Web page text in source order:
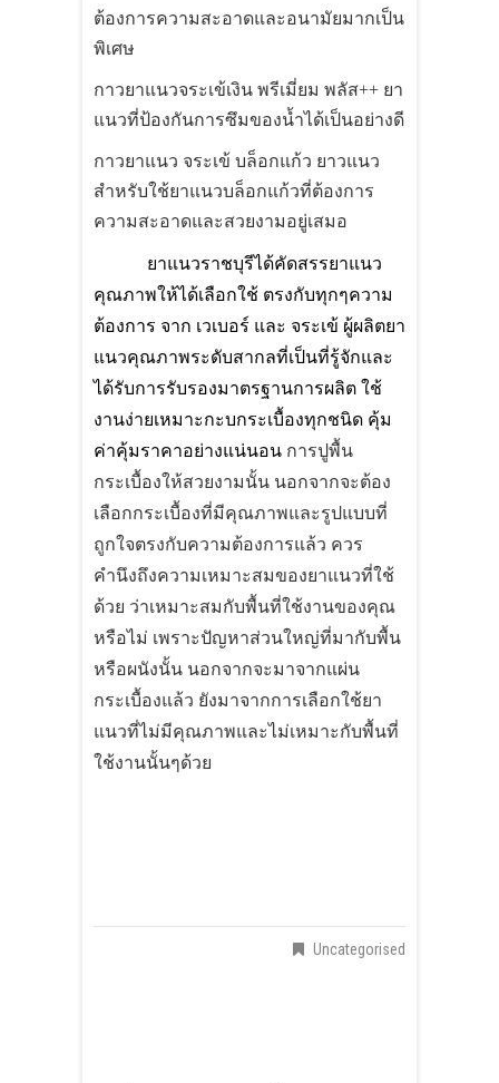
ต้องการความสะอาดและอนามัยมากเป็น
พิเศษ
กาวยาแนวจระเข้เงิน พรีเมี่ยม พลัส++ ยา
แนวที่ป้องกันการซึมของน้ำได้เป็นอย่างดี
กาวยาแนว จระเข้ บล็อกแก้ว ยาวแนว
สำหรับใช้ยาแนวบล็อกแก้วที่ต้องการ
ความสะอาดและสวยงามอยู่เสมอ
ยาแนวราชบุรีได้คัดสรรยาแนว
คุณภาพให้ได้เลือกใช้ ตรงกับทุกๆความ
ต้องการ จาก เวเบอร์ และ จระเข้ ผู้ผลิตยา
แนวคุณภาพระดับสากลที่เป็นที่รู้จักและ
ได้รับการรับรองมาตรฐานการผลิต ใช้
งานง่ายเหมาะกะบกระเบื้องทุกชนิด คุ้ม
ค่าคุ้มราคาอย่างแน่นอน การปูพื้น
กระเบื้องให้สวยงามนั้น นอกจากจะต้อง
เลือกกระเบื้องที่มีคุณภาพและรูปแบบที่
ถูกใจตรงกับความต้องการแล้ว ควร
คำนึงถึงความเหมาะสมของยาแนวที่ใช้
ด้วย ว่าเหมาะสมกับพื้นที่ใช้งานของคุณ
หรือไม่ เพราะปัญหาส่วนใหญ่ที่มากับพื้น
หรือผนังนั้น นอกจากจะมาจากแผ่น
กระเบื้องแล้ว ยังมาจากการเลือกใช้ยา
แนวที่ไม่มีคุณภาพและไม่เหมาะกับพื้นที่
ใช้งานนั้นๆด้วย
Uncategorised